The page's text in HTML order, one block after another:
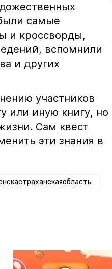
самые
и кроссворды,
вспомнили
и других
участников
или иную книгу, но
Сам квест
эти знания в